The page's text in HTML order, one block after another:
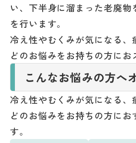
い、下半身に溜まった老廃物
を行います。
冷え性やむくみが気になる、
どのお悩みをお持ちの方にお
こんなお悩みの方へ
冷え性やむくみが気になる、
どのお悩みをお持ちの方にお
す。